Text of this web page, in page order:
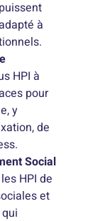
à
HPI à
pour
y
de
Social
HPI de
et